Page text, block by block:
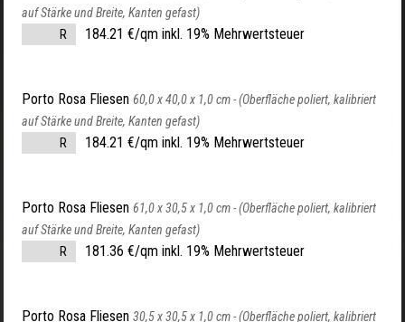
auf Stärke und Breite, Kanten gefast)
R
184.21 €/qm inkl. 19% Mehrwertsteuer
Porto Rosa Fliesen 60,0 x 40,0 x 1,0 cm -(Oberfläche poliert, kalibriert
auf Stärke und Breite, Kanten gefast)
R
184.21 €/qm inkl. 19% Mehrwertsteuer
Porto Rosa Fliesen 61,0 x 30,5 x 1,0 cm -(Oberfläche poliert, kalibriert
auf Stärke und Breite, Kanten gefast)
R
181.36 €/qm inkl. 19% Mehrwertsteuer
Porto Rosa Fliesen 30,5 x 30,5 x 1,0 cm -(Oberfläche poliert, kalibriert